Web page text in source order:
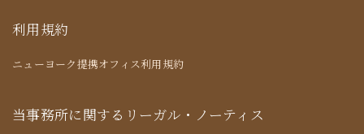
利用規約
ニューヨーク提携オフィス利用規約
当事務所に関するリーガル・ノーティス